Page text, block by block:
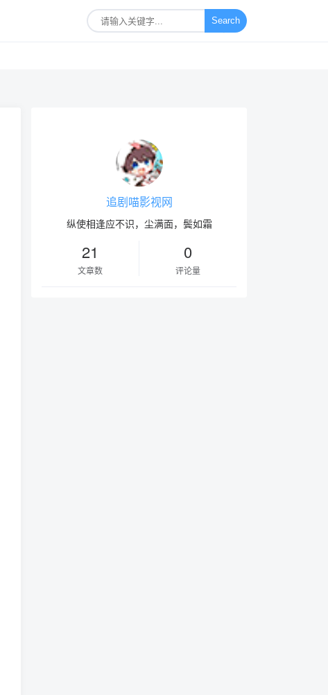
Search
追剧喵影视网
纵使相逢应不识，尘满面，鬓如霜
21
文章数
0
评论量